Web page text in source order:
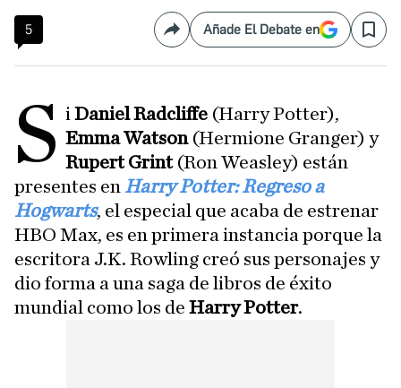
5 CompartirAñade El Debate en Save
S iDaniel Radcliffe (Harry Potter),
Emma Watson(Hermione Granger) y
Rupert Grint(Ron Weasley) están
presentes en Harry Potter: Regreso a
Hogwarts, el especial que acaba de estrenar
HBO Max, es en primera instancia porque la
escritora J.K. Rowling creó sus personajes y
dio forma a una saga de libros de éxito
mundial como los de Harry Potter.